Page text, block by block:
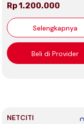
Rp 1.200.000
Selengkapnya
Beli di Provider
NETCITI